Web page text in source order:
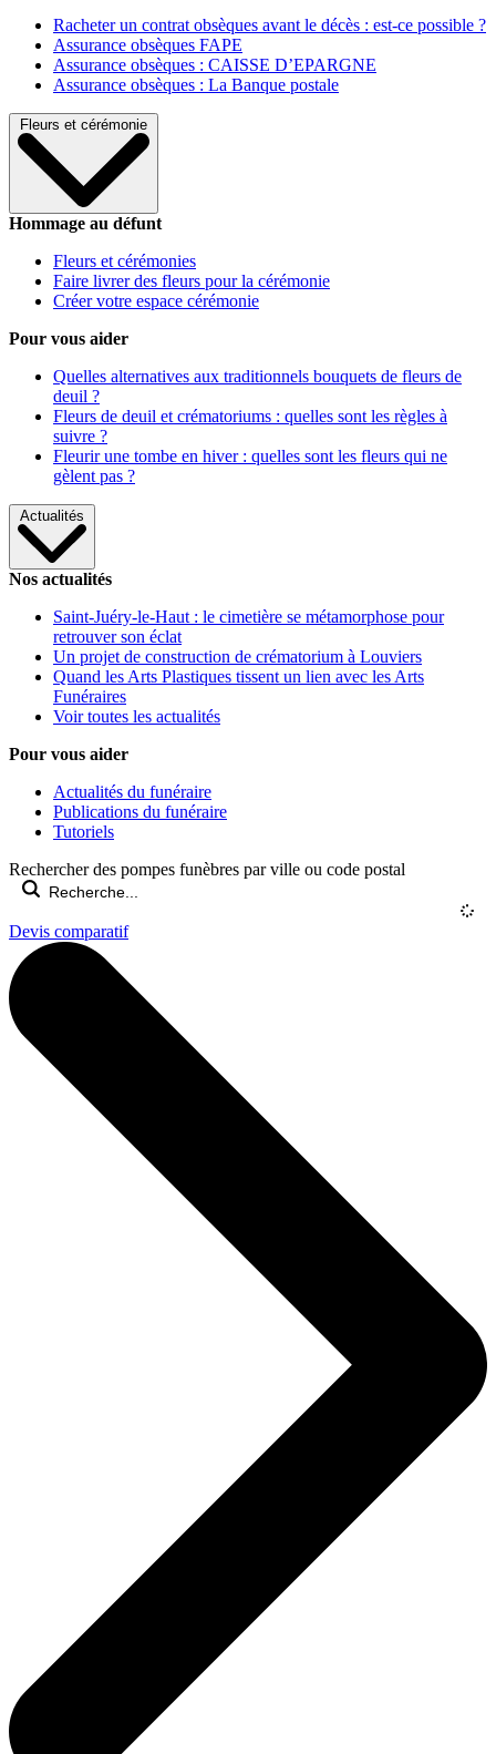
Racheter un contrat obsèques avant le décès : est-ce possible ?
Assurance obsèques FAPE
Assurance obsèques : CAISSE D’EPARGNE
Assurance obsèques : La Banque postale
Fleurs et cérémonie
Hommage au défunt
Fleurs et cérémonies
Faire livrer des fleurs pour la cérémonie
Créer votre espace cérémonie
Pour vous aider
Quelles alternatives aux traditionnels bouquets de fleurs de
deuil ?
Fleurs de deuil et crématoriums : quelles sont les règles à
suivre ?
Fleurir une tombe en hiver : quelles sont les fleurs qui ne
gèlent pas ?
Actualités
Nos actualités
Saint-Juéry-le-Haut : le cimetière se métamorphose pour
retrouver son éclat
Un projet de construction de crématorium à Louviers
Quand les Arts Plastiques tissent un lien avec les Arts
Funéraires
Voir toutes les actualités
Pour vous aider
Actualités du funéraire
Publications du funéraire
Tutoriels
Rechercher des pompes funèbres par ville ou code postal
Devis comparatif